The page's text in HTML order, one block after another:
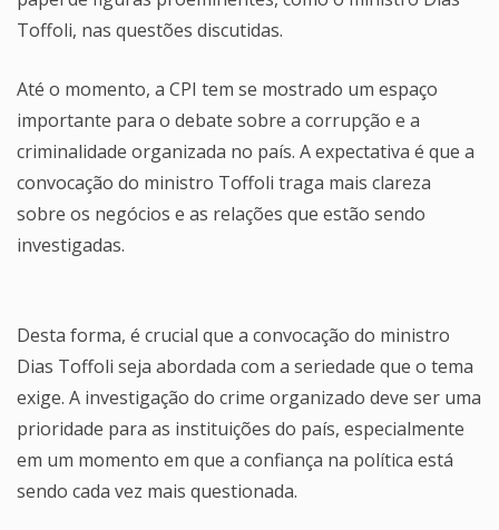
Toffoli, nas questões discutidas.
Até o momento, a CPI tem se mostrado um espaço
importante para o debate sobre a corrupção e a
criminalidade organizada no país. A expectativa é que a
convocação do ministro Toffoli traga mais clareza
sobre os negócios e as relações que estão sendo
investigadas.
Desta forma, é crucial que a convocação do ministro
Dias Toffoli seja abordada com a seriedade que o tema
exige. A investigação do crime organizado deve ser uma
prioridade para as instituições do país, especialmente
em um momento em que a confiança na política está
sendo cada vez mais questionada.